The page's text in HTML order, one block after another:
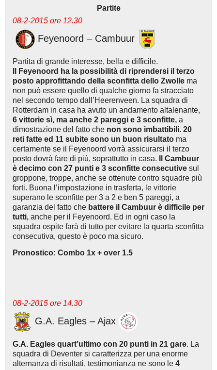
Partite
08-2-2015 ore 12.30
Feyenoord – Cambuur
Partita di grande interesse, bella e difficile.
Il Feyenoord ha la possibilità di riprendersi il terzo
posto approfittando della sconfitta dello Zwolle ma
non può essere quello di qualche giorno fa stracciato
nel secondo tempo dall’Heerenveen. La squadra di
Rotterdam in casa ha avuto un andamento altalenante,
6 vittorie sì, ma anche 2 pareggi e 3 sconfitte, a
dimostrazione del fatto che non sono imbattibili. 20
reti fatte ed 11 subite sono un buon risultato ma
certamente se il Feyenoord vorrà assicurarsi il terzo
posto dovrà fare di più, soprattutto in casa. Il Cambuur
è decimo con 27 punti e 3 sconfitte consecutive sul
groppone, troppe, anche se ottenute contro squadre più
forti. Buona l’impostazione in trasferta, le vittorie
superano le sconfitte per 3 a 2 e ben 5 pareggi, a
garanzia del fatto che battere il Cambuur è difficile per
tutti, anche per il Feyenoord. Ed in ogni caso la
squadra ospite farà di tutto per evitare la quarta sconfitta
consecutiva, questo è poco ma sicuro.
Pronostico: Combo 1x + over 1.5
08-2-2015 ore 14.30
G.A. Eagles – Ajax
G.A. Eagles quart’ultimo con 20 punti in 21 gare. La
squadra di Deventer si caratterizza per una enorme
alternanza di risultati, testimonianza ne sono le 4